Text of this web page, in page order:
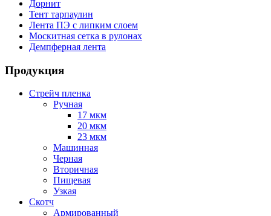
Дорнит
Тент тарпаулин
Лента ПЭ с липким слоем
Москитная сетка в рулонах
Демпферная лента
Продукция
Стрейч пленка
Ручная
17 мкм
20 мкм
23 мкм
Машинная
Черная
Вторичная
Пищевая
Узкая
Скотч
Армированный